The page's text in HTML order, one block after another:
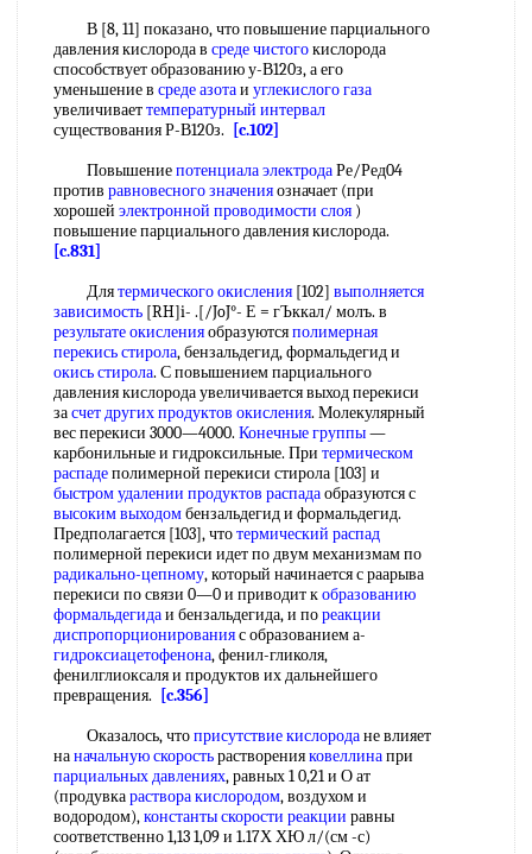
В [8, 11] показано, что повышение парциального
давления кислорода в среде чистогокислорода
способствует образованию у-В120з, а его
уменьшение в среде азотаи углекислого газа
увеличиваеттемпературный интервал
существования Р-В120з.
[c.102]
Повышениепотенциала электродаРе/Ред04
против равновесного значенияозначает (при
хорошей электронной проводимости слоя )
повышение парциального давления кислорода.
[c.831]
Длятермического окисления [102] выполняется
зависимость [RH]i- .[/JoJ°- Е = гЪккал/ молъ. в
результате окисленияобразуютсяполимерная
перекись стирола, бензальдегид, формальдегид и
окись стирола. С повышением парциального
давления кислорода увеличивается выход перекиси
засчет другихпродуктов окисления. Молекулярный
вес перекиси 3000—4000. Конечные группы—
карбонильные и гидроксильные. При термическом
распадеполимерной перекиси стирола [103] и
быстром удалении продуктов распадаобразуются с
высоким выходомбензальдегид и формальдегид.
Предполагается [103], чтотермический распад
полимерной перекиси идет по двум механизмам по
радикально-цепному, который начинается с раарыва
перекиси по связи 0—0 и приводит кобразованию
формальдегидаи бензальдегида, и пореакции
диспропорционированияс образованием а-
гидроксиацетофенона, фенил-гликоля,
фенилглиоксаля и продуктов их дальнейшего
превращения.
[c.356]
Оказалось, чтоприсутствие кислородане влияет
наначальную скоростьрастворенияковеллинапри
парциальных давлениях, равных 1 0,21 и О ат
(продувкараствора кислородом, воздухом и
водородом),константы скорости реакции равны
соответственно 1,13 1,09 и 1.17Х ХЮ л/(см -с)